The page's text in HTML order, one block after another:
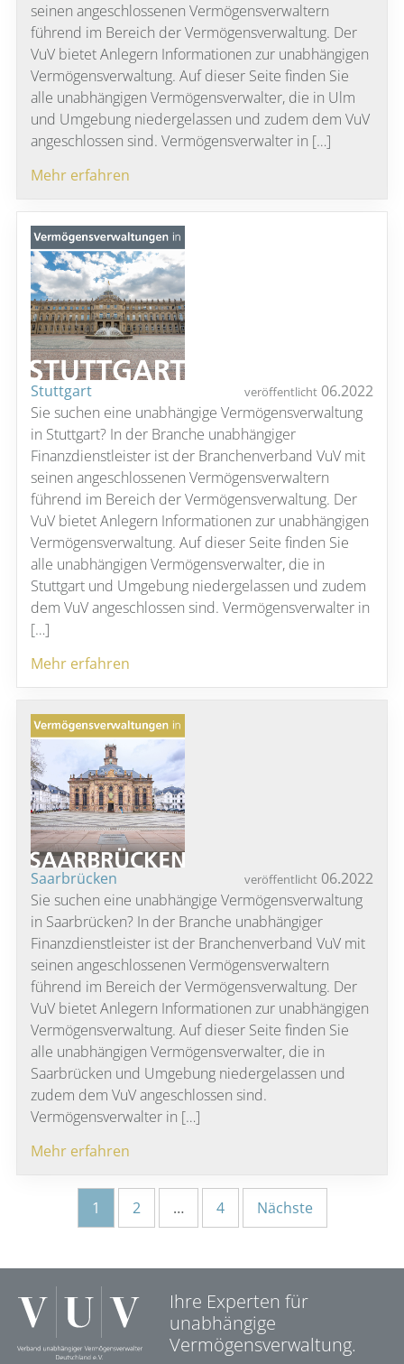
seinen angeschlossenen Vermögensverwaltern
führend im Bereich der Vermögensverwaltung. Der
VuV bietet Anlegern Informationen zur unabhängigen
Vermögensverwaltung. Auf dieser Seite finden Sie
alle unabhängigen Vermögensverwalter, die in Ulm
und Umgebung niedergelassen und zudem dem VuV
angeschlossen sind. Vermögensverwalter in […]
Mehr erfahren
Stuttgart veröffentlicht06.2022
Sie suchen eine unabhängige Vermögensverwaltung
in Stuttgart? In der Branche unabhängiger
Finanzdienstleister ist der Branchenverband VuV mit
seinen angeschlossenen Vermögensverwaltern
führend im Bereich der Vermögensverwaltung. Der
VuV bietet Anlegern Informationen zur unabhängigen
Vermögensverwaltung. Auf dieser Seite finden Sie
alle unabhängigen Vermögensverwalter, die in
Stuttgart und Umgebung niedergelassen und zudem
dem VuV angeschlossen sind. Vermögensverwalter in
[…]
Mehr erfahren
Saarbrücken veröffentlicht06.2022
Sie suchen eine unabhängige Vermögensverwaltung
in Saarbrücken? In der Branche unabhängiger
Finanzdienstleister ist der Branchenverband VuV mit
seinen angeschlossenen Vermögensverwaltern
führend im Bereich der Vermögensverwaltung. Der
VuV bietet Anlegern Informationen zur unabhängigen
Vermögensverwaltung. Auf dieser Seite finden Sie
alle unabhängigen Vermögensverwalter, die in
Saarbrücken und Umgebung niedergelassen und
zudem dem VuV angeschlossen sind.
Vermögensverwalter in […]
Mehr erfahren
Seitennummerierung
1 2 … 4 Nächste
Ihre Experten für
unabhängige
Vermögensverwaltung.